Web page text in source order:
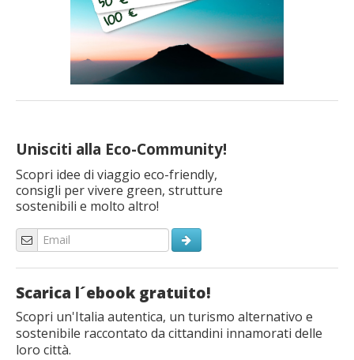
Unisciti alla Eco-Community!
Scopri idee di viaggio eco-friendly,
consigli per vivere green, strutture
sostenibili e molto altro!
Scarica l´ebook gratuito!
Scopri un'Italia autentica, un turismo alternativo e
sostenibile raccontato da cittandini innamorati delle
loro città.